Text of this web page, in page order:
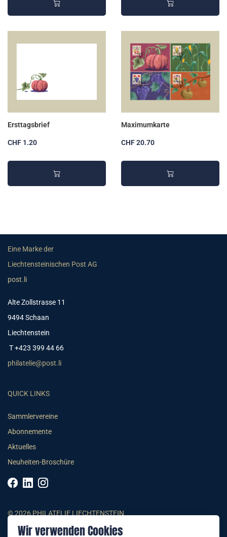
Wir verwenden Cookies
Ersttagsbrief
CHF 1.20
Maximumkarte
CHF 20.70
Eine Marke der
Liechtensteinischen Post AG
post.li
Alte Zollstrasse 11
9494 Schaan
Liechtenstein
T +423 399 44 66
philatelie@post.li
QUICK LINKS
Sammlervereine
Abonnemente
Aktuelles
Neuheiten-Broschüre
© 2026 PHILATELIE LIECHTENSTEIN